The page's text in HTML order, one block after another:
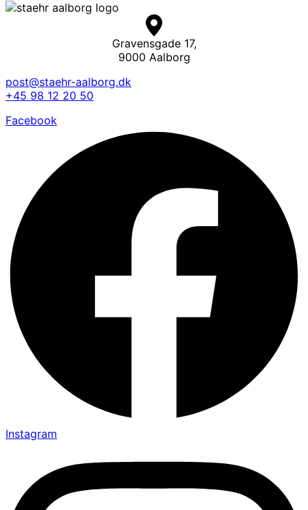
Gravensgade 17,
9000 Aalborg
post@staehr-aalborg.dk
+45 98 12 20 50
Facebook
Instagram